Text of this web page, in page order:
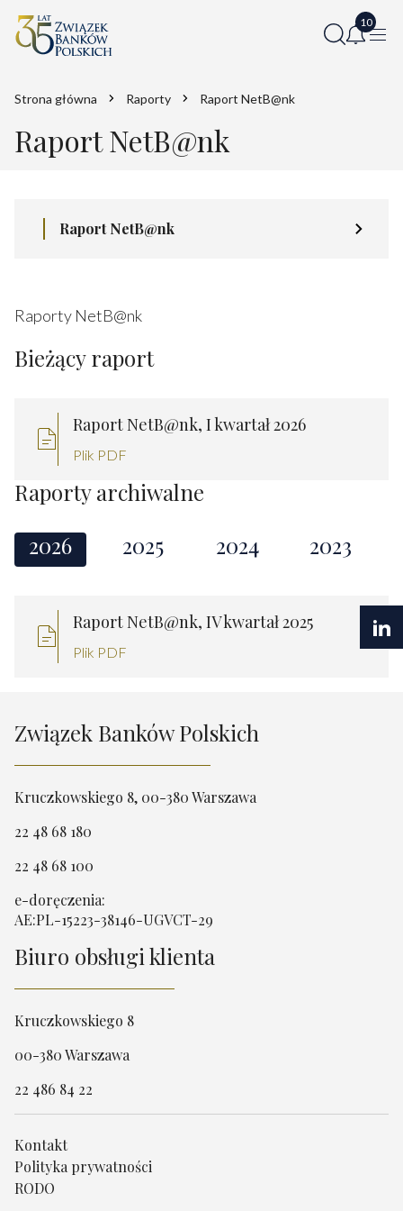
Strona główna Raporty Raport NetB@nk
Raport NetB@nk
Raport NetB@nk
Raporty NetB@nk
Bieżący raport
Raport NetB@nk, I kwartał 2026
Plik PDF
Raporty archiwalne
2026
2025 2024 2023
Raport NetB@nk, IV kwartał 2025
Plik PDF
Związek Banków Polskich
Kruczkowskiego 8, 00-380 Warszawa
22 48 68 180
22 48 68 100
e-doręczenia:
AE:PL-15223-38146-UGVCT-29
Biuro obsługi klienta
Kruczkowskiego 8
00-380 Warszawa
22 486 84 22
Kontakt
Polityka prywatności
RODO